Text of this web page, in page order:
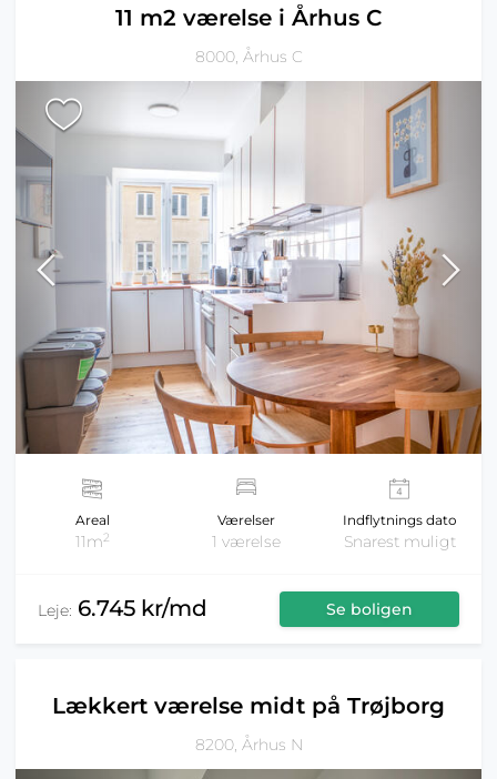
11 m2 værelse i Århus C
8000, Århus C
Areal
11m2
Værelser
1 værelse
Indflytnings dato
Snarest muligt
Leje: 6.745 kr/md Se boligen
Lækkert værelse midt på Trøjborg
8200, Århus N